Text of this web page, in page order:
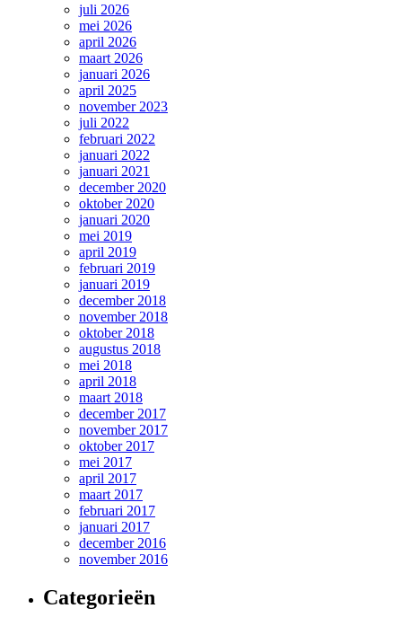
juli 2026
mei 2026
april 2026
maart 2026
januari 2026
april 2025
november 2023
juli 2022
februari 2022
januari 2022
januari 2021
december 2020
oktober 2020
januari 2020
mei 2019
april 2019
februari 2019
januari 2019
december 2018
november 2018
oktober 2018
augustus 2018
mei 2018
april 2018
maart 2018
december 2017
november 2017
oktober 2017
mei 2017
april 2017
maart 2017
februari 2017
januari 2017
december 2016
november 2016
Categorieën